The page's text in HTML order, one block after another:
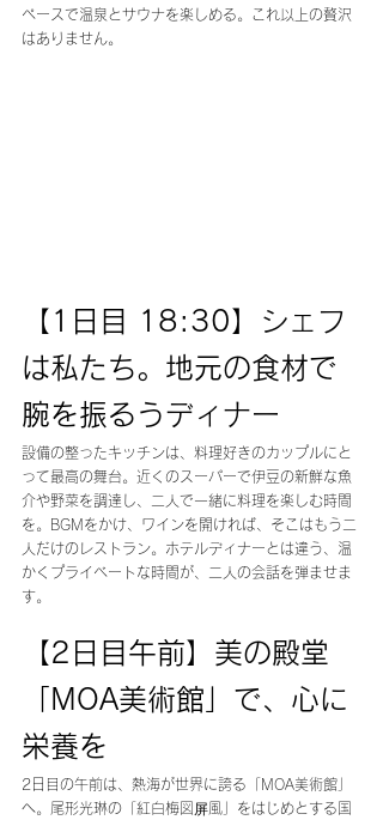
ペースで温泉とサウナを楽しめる。これ以上の贅沢
はありません。
【1日目 18:30】シェフ
は私たち。地元の食材で
腕を振るうディナー
設備の整ったキッチンは、料理好きのカップルにと
って最高の舞台。近くのスーパーで伊豆の新鮮な魚
介や野菜を調達し、二人で一緒に料理を楽しむ時間
を。BGMをかけ、ワインを開ければ、そこはもう二
人だけのレストラン。ホテルディナーとは違う、温
かくプライベートな時間が、二人の会話を弾ませま
す。
【2日目午前】美の殿堂
「MOA美術館」で、心に
栄養を
2日目の午前は、熱海が世界に誇る「MOA美術館」
へ。尾形光琳の「紅白梅図屏風」をはじめとする国